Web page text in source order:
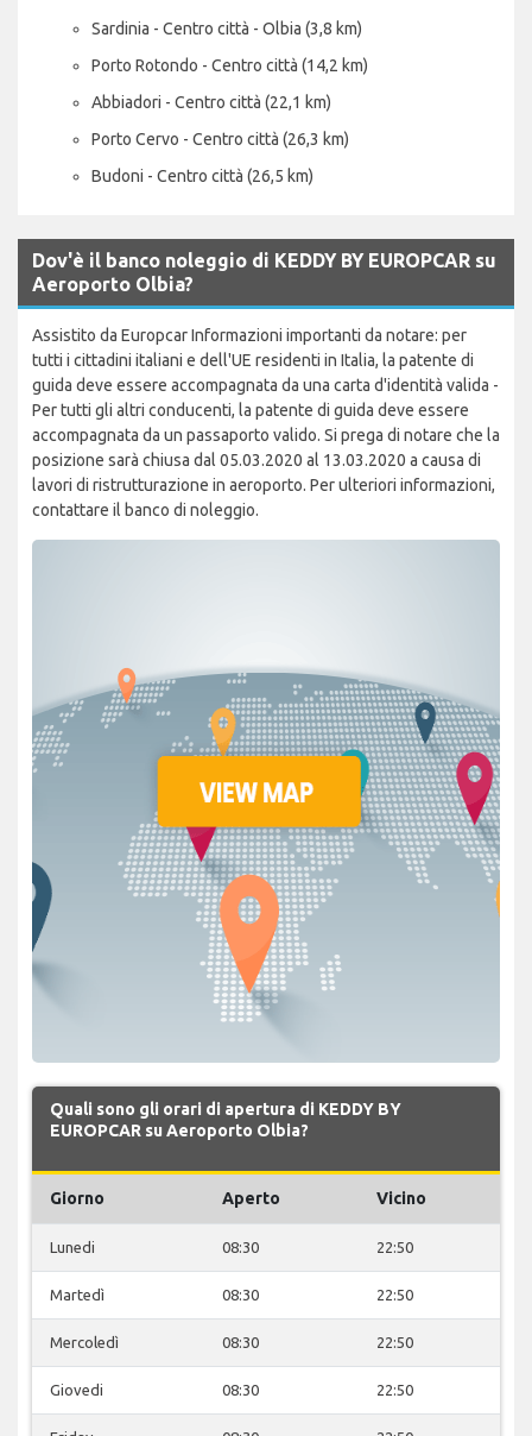
Sardinia - Centro città - Olbia (3,8 km)
Porto Rotondo - Centro città (14,2 km)
Abbiadori - Centro città (22,1 km)
Porto Cervo - Centro città (26,3 km)
Budoni - Centro città (26,5 km)
Dov'è il banco noleggio di KEDDY BY EUROPCAR su
Aeroporto Olbia?
Assistito da Europcar Informazioni importanti da notare: per
tutti i cittadini italiani e dell'UE residenti in Italia, la patente di
guida deve essere accompagnata da una carta d'identità valida -
Per tutti gli altri conducenti, la patente di guida deve essere
accompagnata da un passaporto valido. Si prega di notare che la
posizione sarà chiusa dal 05.03.2020 al 13.03.2020 a causa di
lavori di ristrutturazione in aeroporto. Per ulteriori informazioni,
contattare il banco di noleggio.
Quali sono gli orari di apertura di KEDDY BY
EUROPCAR su Aeroporto Olbia?
Giorno Aperto Vicino
Lunedi 08:30 22:50
Martedì 08:30 22:50
Mercoledì 08:30 22:50
Giovedi 08:30 22:50